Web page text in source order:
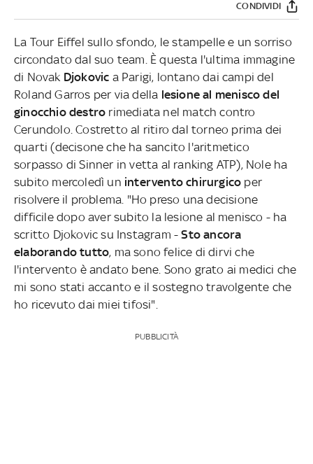
CONDIVIDI
La Tour Eiffel sullo sfondo, le stampelle e un sorriso
circondato dal suo team. È questa l'ultima immagine
di Novak Djokovic a Parigi, lontano dai campi del
Roland Garros per via della lesione al menisco del
ginocchio destro rimediata nel match contro
Cerundolo. Costretto al ritiro dal torneo prima dei
quarti (decisone che ha sancito l'aritmetico
sorpasso di Sinner in vetta al ranking ATP), Nole ha
subito mercoledì un intervento chirurgico per
risolvere il problema. "Ho preso una decisione
difficile dopo aver subito la lesione al menisco - ha
scritto Djokovic su Instagram -Sto ancora
elaborando tutto, ma sono felice di dirvi che
l'intervento è andato bene. Sono grato ai medici che
mi sono stati accanto e il sostegno travolgente che
ho ricevuto dai miei tifosi".
PUBBLICITÀ